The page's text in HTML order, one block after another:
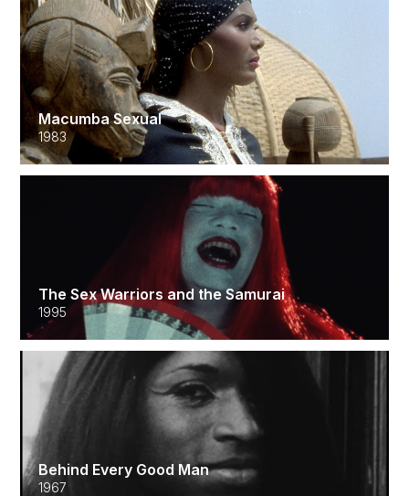
Macumba Sexual
1983
The Sex Warriors and the Samurai
1995
Behind Every Good Man
1967